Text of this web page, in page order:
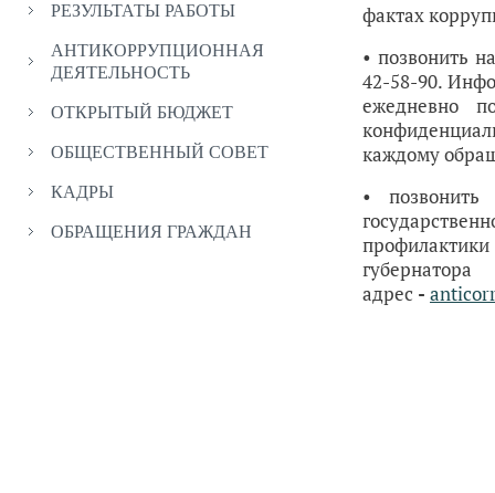
РЕЗУЛЬТАТЫ РАБОТЫ
АНТИКОРРУПЦИОННАЯ
ДЕЯТЕЛЬНОСТЬ
ОТКРЫТЫЙ БЮДЖЕТ
ОБЩЕСТВЕННЫЙ СОВЕТ
КАДРЫ
ОБРАЩЕНИЯ ГРАЖДАН
фактах
• позвонить
42-58-90.
ежедневно
каждому
•
адрес -